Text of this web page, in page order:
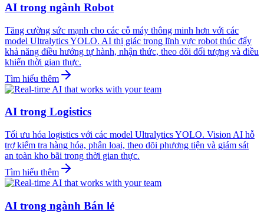
AI trong ngành Robot
Tăng cường sức mạnh cho các cỗ máy thông minh hơn với các
model Ultralytics YOLO. AI thị giác trong lĩnh vực robot thúc đẩy
khả năng điều hướng tự hành, nhận thức, theo dõi đối tượng và điều
khiển thời gian thực.
Tìm hiểu thêm
AI trong Logistics
Tối ưu hóa logistics với các model Ultralytics YOLO. Vision AI hỗ
trợ kiểm tra hàng hóa, phân loại, theo dõi phương tiện và giám sát
an toàn kho bãi trong thời gian thực.
Tìm hiểu thêm
AI trong ngành Bán lẻ